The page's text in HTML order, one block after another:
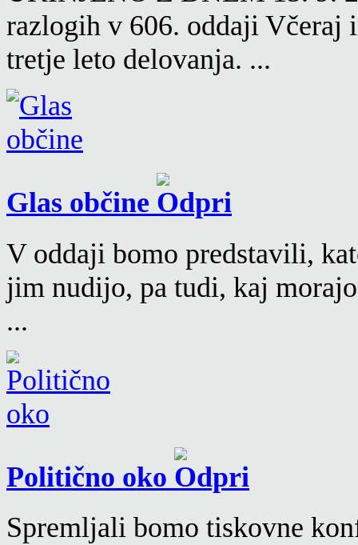
razlogih v 606. oddaji Včeraj
tretje leto delovanja. ...
Glas občine
V oddaji bomo predstavili,
jim nudijo, pa tudi, kaj
...
Politično oko
Spremljali bomo tiskovne